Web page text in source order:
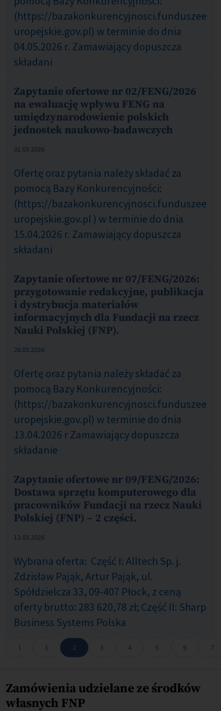
(https://bazakonkurencyjnosci.funduszee
uropejskie.gov.pl) w terminie do dnia
04.05.2026 r. Zamawiający dopuszcza
składani
Zapytanie ofertowe nr 02/FENG/2026
na ewaluację wpływu FENG na
umiędzynarodowienie polskich
jednostek naukowo-badawczych
COM_CONTENT_PUBLISHED_DATE_ON
31.03.2026
Ofertę oraz pytania należy składać za
pomocą Bazy Konkurencyjności:
(https://bazakonkurencyjnosci.funduszee
uropejskie.gov.pl ) w terminie do dnia
15.04.2026 r. Zamawiający dopuszcza
składani
Zapytanie ofertowe nr 07/FENG/2026:
przygotowanie redakcyjne, publikacja
i dystrybucja materiałów
informacyjnych dla Fundacji na rzecz
Nauki Polskiej (FNP).
COM_CONTENT_PUBLISHED_DATE_ON
26.03.2026
Ofertę oraz pytania należy składać za
pomocą Bazy Konkurencyjności:
(https://bazakonkurencyjnosci.funduszee
uropejskie.gov.pl) w terminie do dnia
13.04.2026 r Zamawiający dopuszcza
składanie
Zapytanie ofertowe nr 09/FENG/2026:
Dostawa sprzętu komputerowego dla
pracowników Fundacji na rzecz Nauki
Polskiej (FNP) – 2 części.
COM_CONTENT_PUBLISHED_DATE_ON
13.03.2026
Wybrana oferta: Część I: Alltech Sp. j.
Zdzisław Pająk, Artur Pająk, ul.
Spółdzielcza 33, 09-407 Płock, z ceną
oferty brutto: 283 620,78 zł; Część II: Sharp
Business Systems Polska
1 2 3 4 5 6 7
Zamówienia udzielane ze środków
własnych FNP